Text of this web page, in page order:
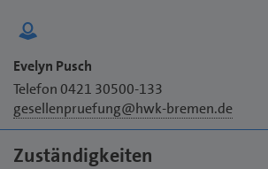
Evelyn Pusch
Telefon 0421 30500-133
gesellenpruefung@hwk-bremen.de
Zuständigkeiten